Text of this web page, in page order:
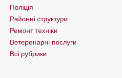
Поліція
Районні структури
Ремонт техніки
Ветеренарні послуги
Всі рубрики